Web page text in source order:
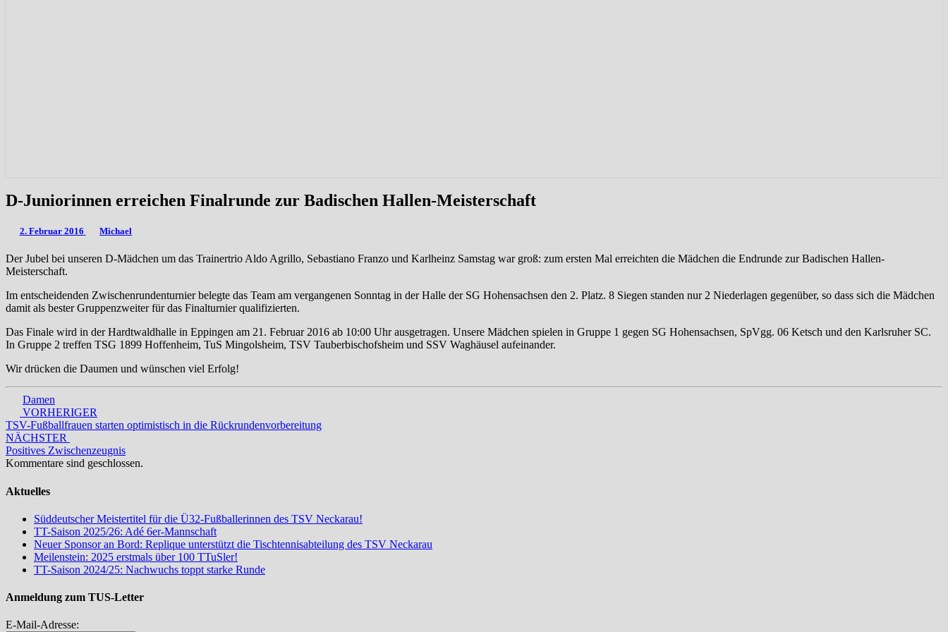
D-
Juniorinnen
Finalrunde
Badischen
Hallen-
D-Juniorinnen erreichen Finalrunde zur Badischen Hallen-Meisterschaft
2. Februar 2016 Michael
Der Jubel bei unseren D-Mädchen um das Trainertrio Aldo Agrillo, Sebastiano Franzo und Karlheinz Samstag war groß: zum ersten Mal erreichten die Mädchen die Endrunde zur Badischen Hallen-
Meisterschaft.
Im entscheidenden Zwischenrundenturnier belegte das Team am vergangenen Sonntag in der Halle der SG Hohensachsen den 2. Platz. 8 Siegen standen nur 2 Niederlagen gegenüber, so dass sich die Mädchen
damit als bester Gruppenzweiter für das Finalturnier qualifizierten.
Das Finale wird in der Hardtwaldhalle in Eppingen am 21. Februar 2016 ab 10:00 Uhr ausgetragen. Unsere Mädchen spielen in Gruppe 1 gegen SG Hohensachsen, SpVgg. 06 Ketsch und den Karlsruher SC.
In Gruppe 2 treffen TSG 1899 Hoffenheim, TuS Mingolsheim, TSV Tauberbischofsheim und SSV Waghäusel aufeinander.
Wir drücken die Daumen und wünschen viel Erfolg!
Damen
Beitrags-
Navigation
VORHERIGER
TSV-Fußballfrauen starten optimistisch in die Rückrundenvorbereitung
NÄCHSTER
Positives Zwischenzeugnis
Kommentare sind geschlossen.
Aktuelles
Süddeutscher Meistertitel für die Ü32-Fußballerinnen des TSV Neckarau!
TT-Saison 2025/26: Adé 6er-Mannschaft
Neuer Sponsor an Bord: Replique unterstützt die Tischtennisabteilung des TSV Neckarau
Meilenstein: 2025 erstmals über 100 TTuSler!
TT-Saison 2024/25: Nachwuchs toppt starke Runde
Anmeldung zum TUS-Letter
E-Mail-Adresse: